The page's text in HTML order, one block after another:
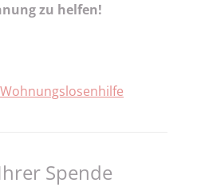
zu helfen!
Spende